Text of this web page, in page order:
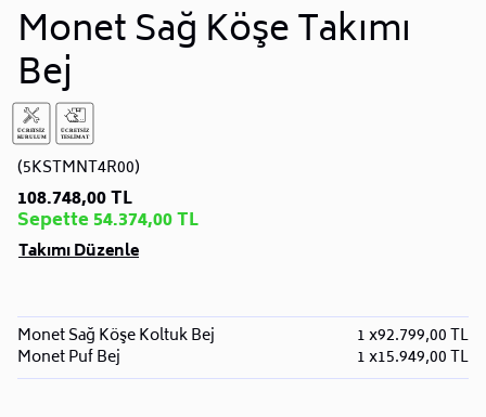
Monet Sağ Köşe Takımı
Bej
(5KSTMNT4R00)
108.748,00 TL
Sepette 54.374,00 TL
Takımı Düzenle
Monet Sağ Köşe Koltuk Bej 1 x92.799,00 TL
Monet Puf Bej
1 x15.949,00 TL